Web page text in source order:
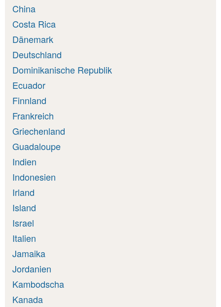
China
Costa Rica
Dänemark
Deutschland
Dominikanische Republik
Ecuador
Finnland
Frankreich
Griechenland
Guadaloupe
Indien
Indonesien
Irland
Island
Israel
Italien
Jamaika
Jordanien
Kambodscha
Kanada